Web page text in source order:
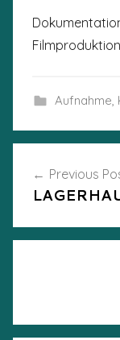
Aufnahme
PostPrevious